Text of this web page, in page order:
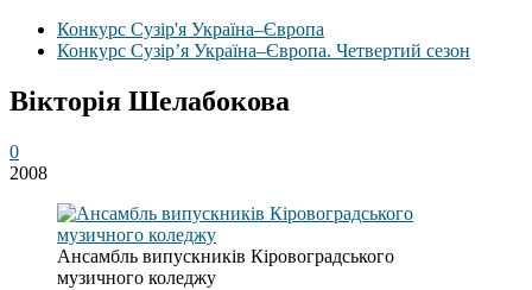
Конкурс Сузір'я Україна–Європа
Конкурс Сузір’я Україна–Європа. Четвертий сезон
Вікторія Шелабокова
0
2008
Ансамбль випускників Кіровоградського
музичного коледжу